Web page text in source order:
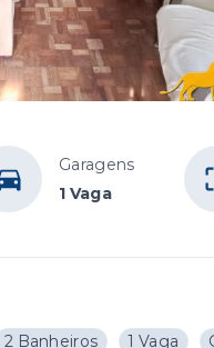
Garagens
1 Vaga
2 Banheiros 1 Vaga